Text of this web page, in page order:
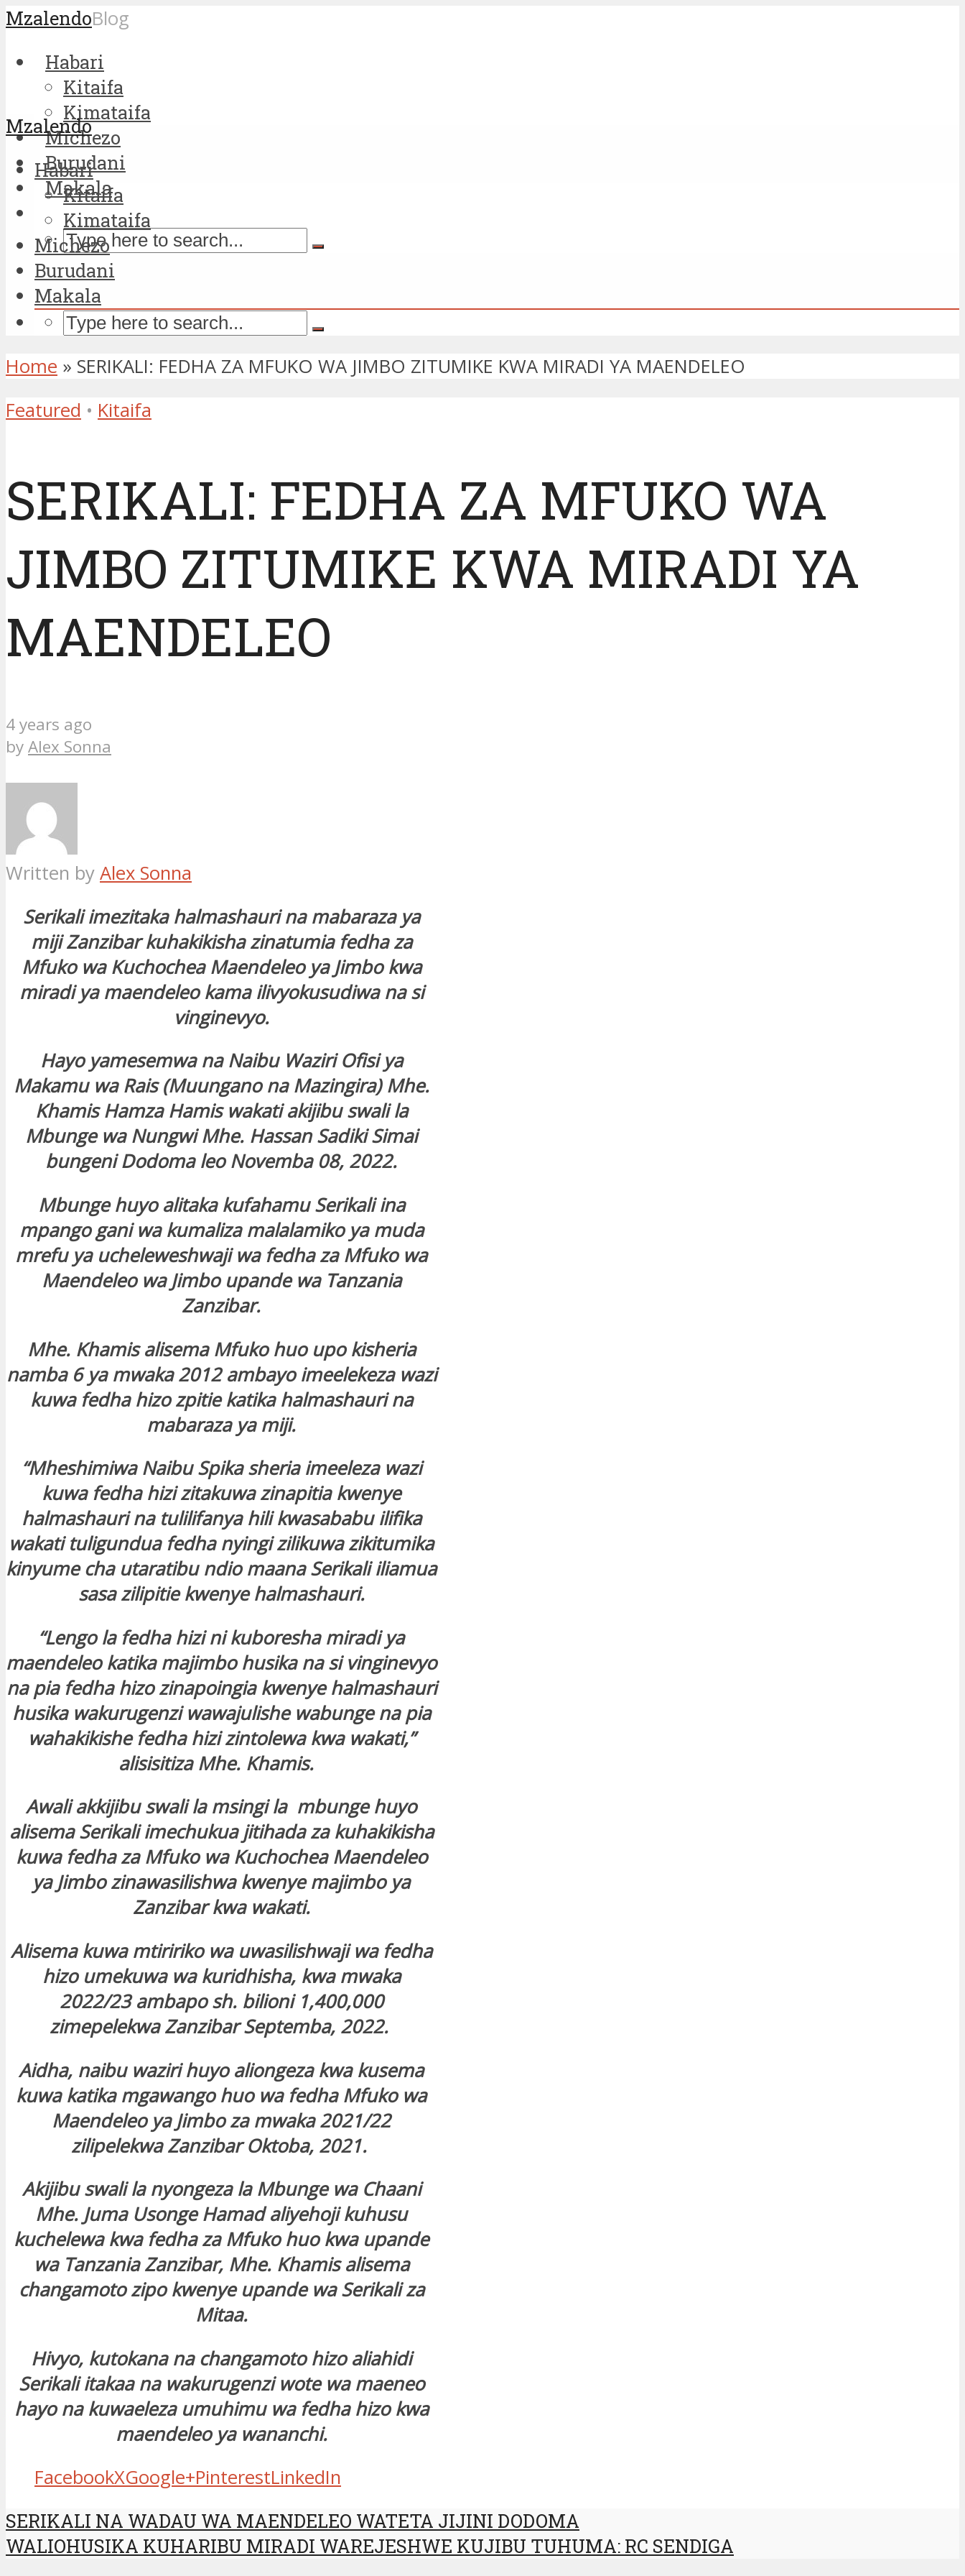
MzalendoBlog
Habari
Kitaifa
Kimataifa
Michezo
Burudani
Makala
Mzalendo
Habari
Kitaifa
Kimataifa
Michezo
Burudani
Makala
Home » SERIKALI: FEDHA ZA MFUKO WA JIMBO ZITUMIKE KWA MIRADI YA MAENDELEO
Featured • Kitaifa
SERIKALI: FEDHA ZA MFUKO WA
JIMBO ZITUMIKE KWA MIRADI YA
MAENDELEO
4 years ago
byAlex Sonna
Written by Alex Sonna
Serikali imezitaka halmashauri na mabaraza ya
miji Zanzibar kuhakikisha zinatumia fedha za
Mfuko wa Kuchochea Maendeleo ya Jimbo kwa
miradi ya maendeleo kama ilivyokusudiwa na si
vinginevyo.
Hayo yamesemwa na Naibu Waziri Ofisi ya
Makamu wa Rais (Muungano na Mazingira) Mhe.
Khamis Hamza Hamis wakati akijibu swali la
Mbunge wa Nungwi Mhe. Hassan Sadiki Simai
bungeni Dodoma leo Novemba 08, 2022.
Mbunge huyo alitaka kufahamu Serikali ina
mpango gani wa kumaliza malalamiko ya muda
mrefu ya ucheleweshwaji wa fedha za Mfuko wa
Maendeleo wa Jimbo upande wa Tanzania
Zanzibar.
Mhe. Khamis alisema Mfuko huo upo kisheria
namba 6 ya mwaka 2012 ambayo imeelekeza wazi
kuwa fedha hizo zpitie katika halmashauri na
mabaraza ya miji.
“Mheshimiwa Naibu Spika sheria imeeleza wazi
kuwa fedha hizi zitakuwa zinapitia kwenye
halmashauri na tulilifanya hili kwasababu ilifika
wakati tuligundua fedha nyingi zilikuwa zikitumika
kinyume cha utaratibu ndio maana Serikali iliamua
sasa zilipitie kwenye halmashauri.
“Lengo la fedha hizi ni kuboresha miradi ya
maendeleo katika majimbo husika na si vinginevyo
na pia fedha hizo zinapoingia kwenye halmashauri
husika wakurugenzi wawajulishe wabunge na pia
wahakikishe fedha hizi zintolewa kwa wakati,”
alisisitiza Mhe. Khamis.
Awali akkijibu swali la msingi la mbunge huyo
alisema Serikali imechukua jitihada za kuhakikisha
kuwa fedha za Mfuko wa Kuchochea Maendeleo
ya Jimbo zinawasilishwa kwenye majimbo ya
Zanzibar kwa wakati.
Alisema kuwa mtiririko wa uwasilishwaji wa fedha
hizo umekuwa wa kuridhisha, kwa mwaka
2022/23 ambapo sh. bilioni 1,400,000
zimepelekwa Zanzibar Septemba, 2022.
Aidha, naibu waziri huyo aliongeza kwa kusema
kuwa katika mgawango huo wa fedha Mfuko wa
Maendeleo ya Jimbo za mwaka 2021/22
zilipelekwa Zanzibar Oktoba, 2021.
Akijibu swali la nyongeza la Mbunge wa Chaani
Mhe. Juma Usonge Hamad aliyehoji kuhusu
kuchelewa kwa fedha za Mfuko huo kwa upande
wa Tanzania Zanzibar, Mhe. Khamis alisema
changamoto zipo kwenye upande wa Serikali za
Mitaa.
Hivyo, kutokana na changamoto hizo aliahidi
Serikali itakaa na wakurugenzi wote wa maeneo
hayo na kuwaeleza umuhimu wa fedha hizo kwa
maendeleo ya wananchi.
FacebookXGoogle+PinterestLinkedIn
SERIKALI NA WADAU WA MAENDELEO WATETA JIJINI DODOMA
WALIOHUSIKA KUHARIBU MIRADI WAREJESHWE KUJIBU TUHUMA: RC SENDIGA